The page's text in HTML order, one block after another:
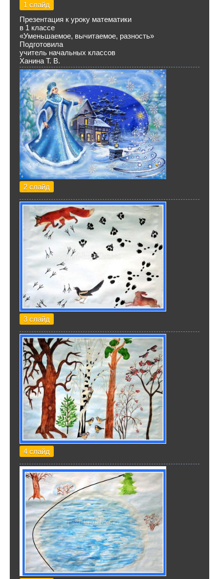
1 слайд
Презентация к уроку математики
в 1 классе
«Уменьшаемое, вычитаемое, разность»
Подготовила
учитель начальных классов
Ханина Т. В.
2 слайд
3 слайд
4 слайд